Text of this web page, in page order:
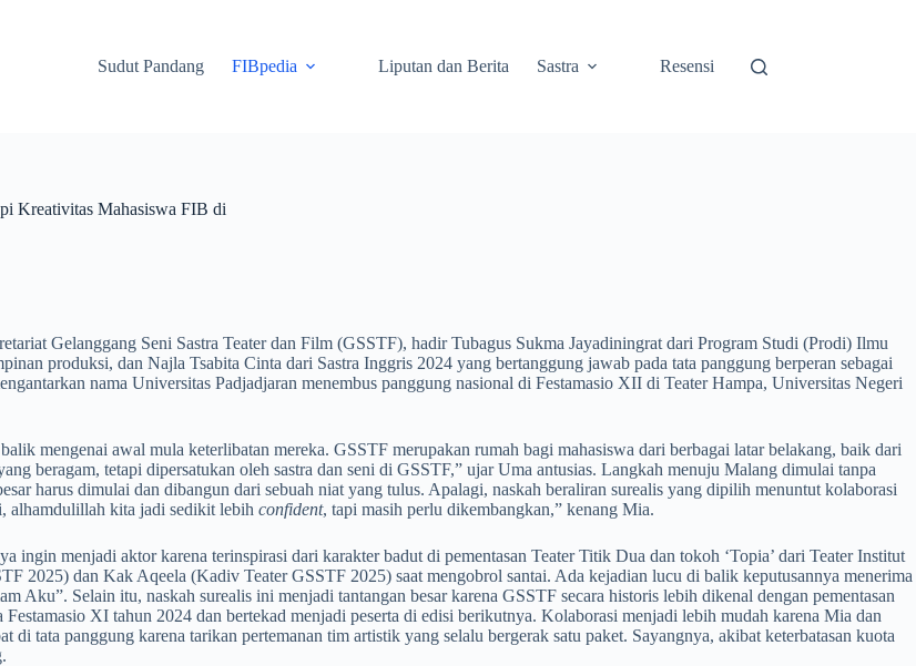
Sudut Pandang FIBpedia Liputan dan Berita Sastra Resensi
Kreativitas Mahasiswa FIB di
Gelanggang Seni Sastra Teater dan Film (GSSTF), hadir Tubagus Sukma Jayadiningrat dari Program Studi (Prodi) Ilmu
produksi, dan Najla Tsabita Cinta dari Sastra Inggris 2024 yang bertanggung jawab pada tata panggung berperan sebagai
nama Universitas Padjadjaran menembus panggung nasional di Festamasio XII di Teater Hampa, Universitas Negeri
mengenai awal mula keterlibatan mereka. GSSTF merupakan rumah bagi mahasiswa dari berbagai latar belakang, baik dari
beragam, tetapi dipersatukan oleh sastra dan seni di GSSTF,” ujar Uma antusias. Langkah menuju Malang dimulai tanpa
harus dimulai dan dibangun dari sebuah niat yang tulus. Apalagi, naskah beraliran surealis yang dipilih menuntut kolaborasi
alhamdulillah kita jadi sedikit lebih confident, tapi masih perlu dikembangkan,” kenang Mia.
ingin menjadi aktor karena terinspirasi dari karakter badut di pementasan Teater Titik Dua dan tokoh ‘Topia’ dari Teater Institut
2025) dan Kak Aqeela (Kadiv Teater GSSTF 2025) saat mengobrol santai. Ada kejadian lucu di balik keputusannya menerima
Aku”. Selain itu, naskah surealis ini menjadi tantangan besar karena GSSTF secara historis lebih dikenal dengan pementasan
XI tahun 2024 dan bertekad menjadi peserta di edisi berikutnya. Kolaborasi menjadi lebih mudah karena Mia dan
tata panggung karena tarikan pertemanan tim artistik yang selalu bergerak satu paket. Sayangnya, akibat keterbatasan kuota